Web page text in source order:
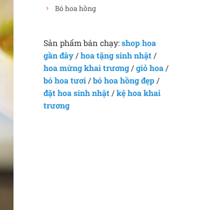
Bó hoa hồng
Sản phẩm bán chạy:shop hoa
gần đây/hoa tặng sinh nhật/
hoa mừng khai trương/giỏ hoa/
bó hoa tươi/bó hoa hồng đẹp/
đặt hoa sinh nhật /kệ hoa khai
trương